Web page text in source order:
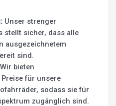
Unser strenger
stellt sicher, dass alle
ausgezeichnetem
sind.
Wir bieten
für unsere
sodass sie für
zugänglich sind.